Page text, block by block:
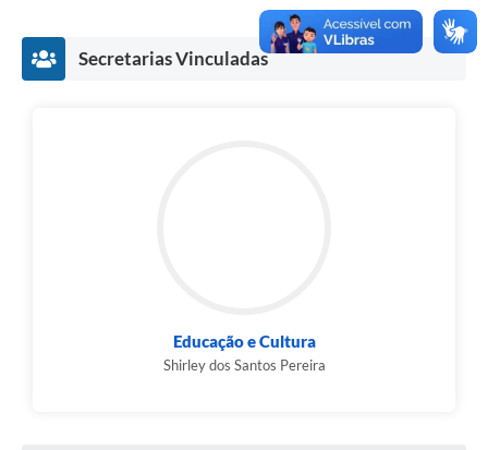
Secretarias Vinculadas
Educação e Cultura
Shirley dos Santos Pereira